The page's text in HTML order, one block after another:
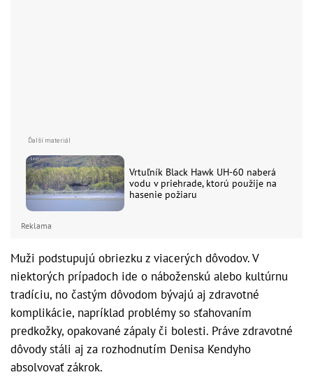
Vrtuľník Black Hawk UH-60 naberá
vodu v priehrade, ktorú použije na
hasenie požiaru
Reklama
Muži podstupujú obriezku z viacerých dôvodov. V
niektorých prípadoch ide o náboženskú alebo kultúrnu
tradíciu, no častým dôvodom bývajú aj zdravotné
komplikácie, napríklad problémy so sťahovaním
predkožky, opakované zápaly či bolesti. Práve zdravotné
dôvody stáli aj za rozhodnutím Denisa Kendyho
absolvovať zákrok.